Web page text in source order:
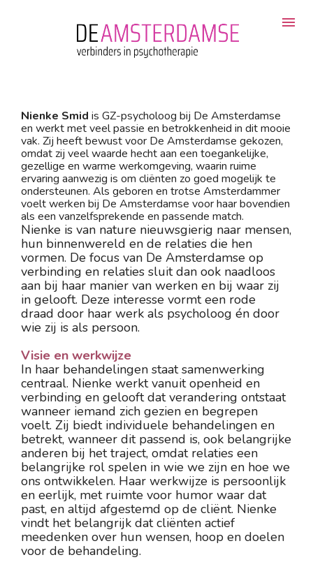
Nienke Smid is GZ-psycholoog bij De Amsterdamse
en werkt met veel passie en betrokkenheid in dit mooie
vak. Zij heeft bewust voor De Amsterdamse gekozen,
omdat zij veel waarde hecht aan een toegankelijke,
gezellige en warme werkomgeving, waarin ruime
ervaring aanwezig is om cliënten zo goed mogelijk te
ondersteunen. Als geboren en trotse Amsterdammer
voelt werken bij De Amsterdamse voor haar bovendien
als een vanzelfsprekende en passende match.
Nienke is van nature nieuwsgierig naar mensen,
hun binnenwereld en de relaties die hen
vormen. De focus van De Amsterdamse op
verbinding en relaties sluit dan ook naadloos
aan bij haar manier van werken en bij waar zij
in gelooft. Deze interesse vormt een rode
draad door haar werk als psycholoog én door
wie zij is als persoon.
Visie en werkwijze
In haar behandelingen staat samenwerking
centraal. Nienke werkt vanuit openheid en
verbinding en gelooft dat verandering ontstaat
wanneer iemand zich gezien en begrepen
voelt. Zij biedt individuele behandelingen en
betrekt, wanneer dit passend is, ook belangrijke
anderen bij het traject, omdat relaties een
belangrijke rol spelen in wie we zijn en hoe we
ons ontwikkelen. Haar werkwijze is persoonlijk
en eerlijk, met ruimte voor humor waar dat
past, en altijd afgestemd op de cliënt. Nienke
vindt het belangrijk dat cliënten actief
meedenken over hun wensen, hoop en doelen
voor de behandeling.